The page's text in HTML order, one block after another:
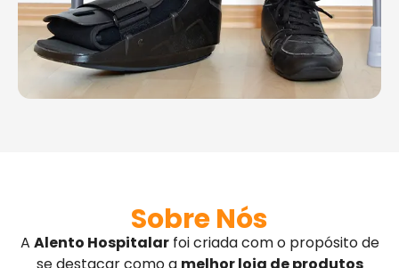
Sobre Nós
A Alento Hospitalarfoi criada com o propósito de